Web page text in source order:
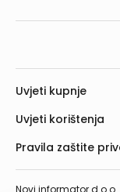
Uvjeti kupnje
Uvjeti korištenja
Pravila zaštite